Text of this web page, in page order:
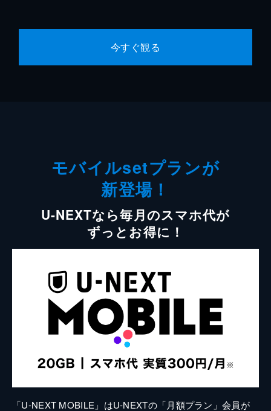
今すぐ観る
モバイルsetプランが
新登場！
U-NEXTなら毎月のスマホ代が
ずっとお得に！
「U-NEXT MOBILE」はU-NEXTの「月額プラン」会員が